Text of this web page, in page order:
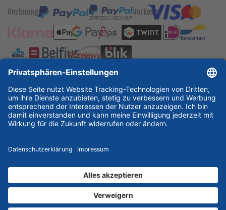
Rechnung Vorkasse
ESSKA International
new
new new